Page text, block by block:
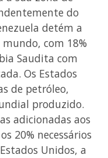
do
detém a
com 18%
Saudita com
Os Estados
de petróleo,
produzido.
adicionadas aos
20% necessários
Unidos, a